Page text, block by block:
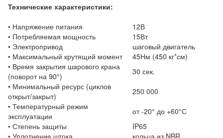
Технические характеристики:
• Напряжение питания
12В
• Потребляемая мощность
15Вт
• Электропривод
шаговый двигатель
• Максимальный крутящий момент
45Нм (450 кг*см)
• Время закрытия шарового крана
(поворот на 90°)
30 сек.
• Минимальный ресурс (циклов
открыт/закрыт)
250 000
• Температурный режим
эксплуатации
от -20° до +60°С
• Степень защиты
IP65
• Уплотнение штока
кольца из NBR